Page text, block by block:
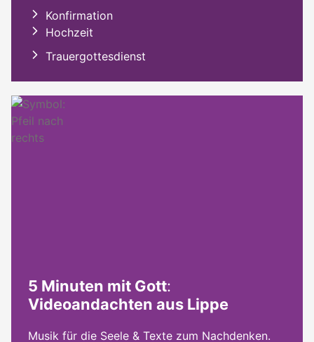
Konfirmation
Hochzeit
Trauergottesdienst
5 Minuten mit Gott:
Videoandachten aus Lippe
Musik für die Seele & Texte zum Nachdenken.